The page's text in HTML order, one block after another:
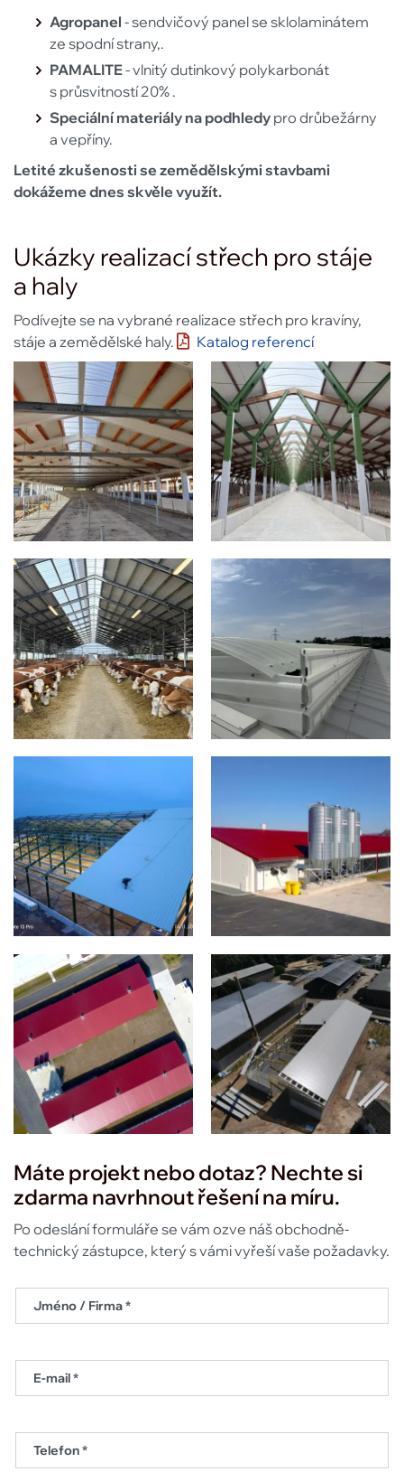
Agropanel - sendvičový panel se sklolaminátem
ze spodní strany,.
PAMALITE- vlnitý dutinkový polykarbonát
s průsvitností 20% .
Speciální materiály na podhledy pro drůbežárny
a vepříny.
Letité zkušenosti se zemědělskými stavbami
dokážeme dnes skvěle využít.
Ukázky realizací střech pro stáje
a haly
Podívejte se na vybrané realizace střech pro kravíny,
stáje a zemědělské haly.
Katalog referencí
Máte projekt nebo dotaz? Nechte si
zdarma navrhnout řešení na míru.
Po odeslání formuláře se vám ozve náš obchodně-
technický zástupce, který s vámi vyřeší vaše požadavky.
Jméno / Firma *
E-mail *
Telefon *